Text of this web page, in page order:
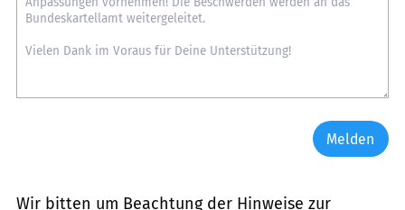
Melden
Wir bitten um Beachtung der Hinweise zur